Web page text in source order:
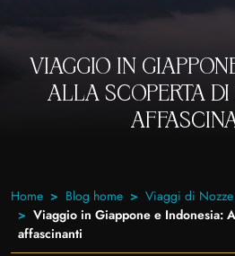
VIAGGIO IN
ALLA SCOPERTA
Home Blog home
Viaggi di Nozze
Viaggio in Giappone e Indonesia:
affascinanti